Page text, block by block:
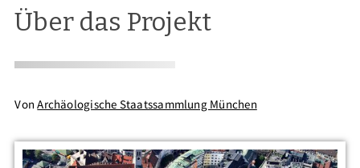
Über das Projekt
VonArchäologische Staatssammlung München